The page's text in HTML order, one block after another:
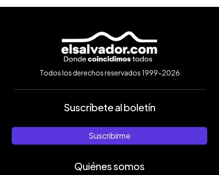
Todos los derechos reservados 1999-2026
Suscríbete al boletín
Suscribirme
Quiénes somos